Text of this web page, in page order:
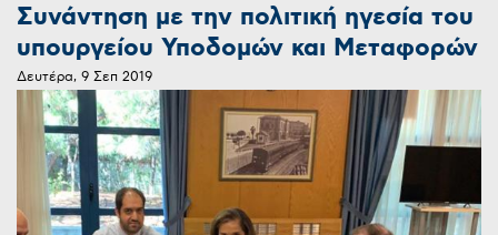
Συνάντηση με την πολιτική ηγεσία του
υπουργείου Υποδομών και Μεταφορών
Δευτέρα, 9 Σεπ 2019